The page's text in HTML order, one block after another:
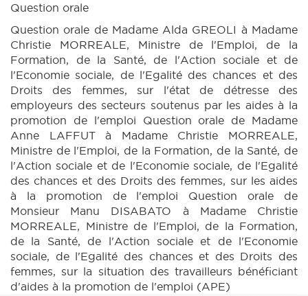
Question orale
Question orale de Madame Alda GREOLI à Madame
Christie MORREALE, Ministre de l'Emploi, de la
Formation, de la Santé, de l'Action sociale et de
l'Economie sociale, de l'Egalité des chances et des
Droits des femmes, sur l'état de détresse des
employeurs des secteurs soutenus par les aides à la
promotion de l'emploi Question orale de Madame
Anne LAFFUT à Madame Christie MORREALE,
Ministre de l'Emploi, de la Formation, de la Santé, de
l'Action sociale et de l'Economie sociale, de l'Egalité
des chances et des Droits des femmes, sur les aides
à la promotion de l'emploi Question orale de
Monsieur Manu DISABATO à Madame Christie
MORREALE, Ministre de l'Emploi, de la Formation,
de la Santé, de l'Action sociale et de l'Economie
sociale, de l'Egalité des chances et des Droits des
femmes, sur la situation des travailleurs bénéficiant
d'aides à la promotion de l'emploi (APE)